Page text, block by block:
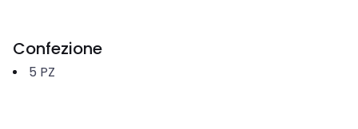
Confezione
5 PZ